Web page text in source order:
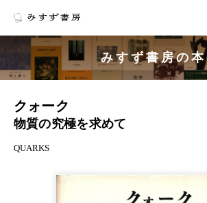
みすず書房の本
クォーク
物質の究極を求めて
QUARKS